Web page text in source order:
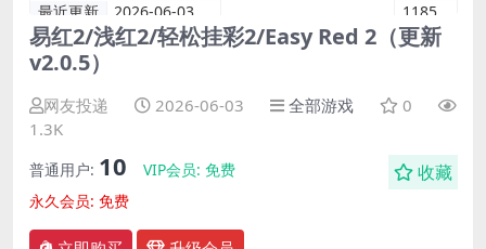
最近更新 2026-06-03 1185
易红2/浅红2/轻松挂彩2/Easy Red 2（更新
v2.0.5）
网友投递 2026-06-03 全部游戏
0
1.3K
普通用户: 10 VIP会员: 免费
永久会员: 免费
收藏